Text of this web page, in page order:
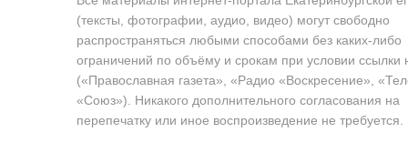
(тексты, фотографии, аудио, видео) могут свободно
распространяться любыми способами без каких-либо
ограничений по объёму и срокам при условии ссылки
(«Православная газета», «Радио «Воскресение»,
«Союз»). Никакого дополнительного согласования на
перепечатку или иное воспроизведение не требуется.